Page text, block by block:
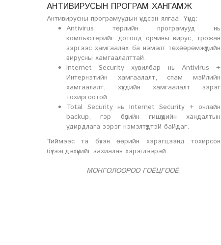
АНТИВИРУСЫН ПРОГРАМ ХАНГАМЖ
Антивирусны програмуудын үндсэн ялгаа. Үүнд:
Antivirus төрлийн програмууд нь
компъютерийг дотоод орчины вирус, трожан
зэргээс хамгаалах ба нэмэлт төхөөрөмжүүдийн
вирусны хамгаалалттай.
Internet Security хувилбар нь Antivirus +
Интернэтийн хамгаалалт, спам мэйлийн
хамгаалалт, хүүхдийн хамгаалалт зэрэг
тохиргоотой.
Total Security нь Internet Security + онлайн
backup, гэр бүлийн гишүүдийн хандалтын
удирдлага зэрэг нэмэлтүүдтэй байдаг.
Тиймээс та бүхэн өөрийн хэрэгцээнд тохирсон
бүтээгдэхүүнийг захиалан хэрэглээрэй.
МОНГОЛООРОО ГОЁЦГООЁ.